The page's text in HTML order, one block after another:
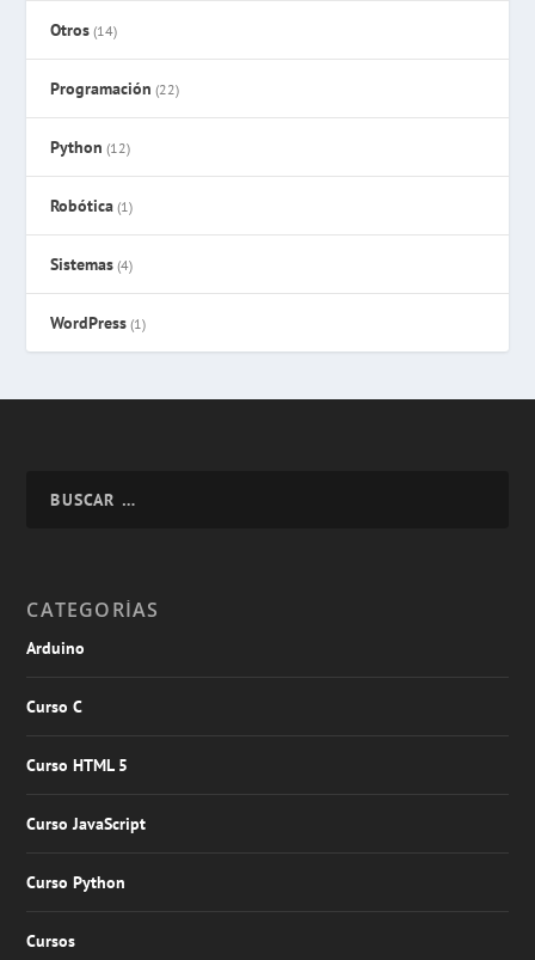
Otros (14)
Programación (22)
Python (12)
Robótica (1)
Sistemas (4)
WordPress (1)
CATEGORÍAS
Arduino
Curso C
Curso HTML 5
Curso JavaScript
Curso Python
Cursos